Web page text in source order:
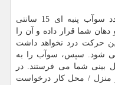
دو عدد سوآب پنبه ای 15 سانتی
شما قرار داده و آن را
دهد. این حرکت درد نخواهد داشت
شود. سپس، سوآب را به
بینی شما می فرستند. در
منزل / محل کار درخواست